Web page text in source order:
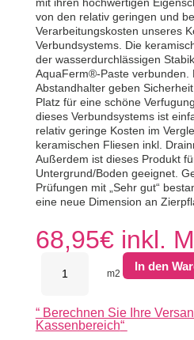
von den relativ geringen und
Verarbeitungskosten unseres
Verbundsystems. Die
der wasserdurchlässigen
AquaFerm®-Paste verbunden.
Abstandhalter geben
Platz für eine schöne
dieses Verbundsystems ist
relativ geringe Kosten im
keramischen Fliesen inkl.
Außerdem ist dieses Produkt
Untergrund/Boden geeignet.
Prüfungen mit „Sehr gut“
eine neue Dimension an
68,95€ inkl.
GeoCeramica
Light
Greige
m2
In den
“ Berechnen Sie Ihre
Kassenbereich“